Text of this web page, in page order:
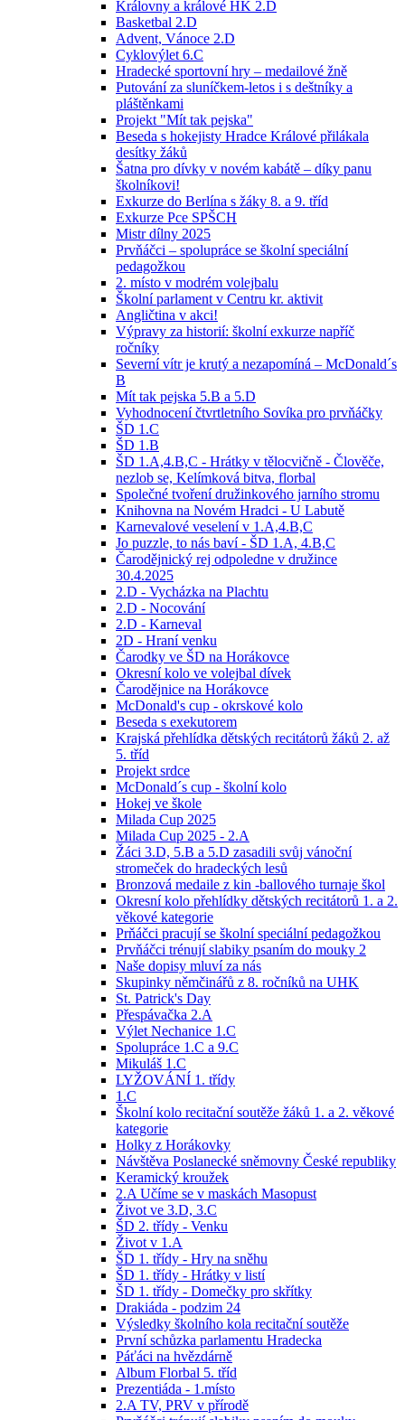
Královny a králové HK 2.D
Basketbal 2.D
Advent, Vánoce 2.D
Cyklovýlet 6.C
Hradecké sportovní hry – medailové žně
Putování za sluníčkem-letos i s deštníky a
pláštěnkami
Projekt "Mít tak pejska"
Beseda s hokejisty Hradce Králové přilákala
desítky žáků
Šatna pro dívky v novém kabátě – díky panu
školníkovi!
Exkurze do Berlína s žáky 8. a 9. tříd
Exkurze Pce SPŠCH
Mistr dílny 2025
Prvňáčci – spolupráce se školní speciální
pedagožkou
2. místo v modrém volejbalu
Školní parlament v Centru kr. aktivit
Angličtina v akci!
Výpravy za historií: školní exkurze napříč
ročníky
Severní vítr je krutý a nezapomíná – McDonald´s
B
Mít tak pejska 5.B a 5.D
Vyhodnocení čtvrtletního Sovíka pro prvňáčky
ŠD 1.C
ŠD 1.B
ŠD 1.A,4.B,C - Hrátky v tělocvičně - Člověče,
nezlob se, Kelímková bitva, florbal
Společné tvoření družinkového jarního stromu
Knihovna na Novém Hradci - U Labutě
Karnevalové veselení v 1.A,4.B,C
Jo puzzle, to nás baví - ŠD 1.A, 4.B,C
Čarodějnický rej odpoledne v družince
30.4.2025
2.D - Vycházka na Plachtu
2.D - Nocování
2.D - Karneval
2D - Hraní venku
Čarodky ve ŠD na Horákovce
Okresní kolo ve volejbal dívek
Čarodějnice na Horákovce
McDonald's cup - okrskové kolo
Beseda s exekutorem
Krajská přehlídka dětských recitátorů žáků 2. až
5. tříd
Projekt srdce
McDonald´s cup - školní kolo
Hokej ve škole
Milada Cup 2025
Milada Cup 2025 - 2.A
Žáci 3.D, 5.B a 5.D zasadili svůj vánoční
stromeček do hradeckých lesů
Bronzová medaile z kin -ballového turnaje škol
Okresní kolo přehlídky dětských recitátorů 1. a 2.
věkové kategorie
Prňáčci pracují se školní speciální pedagožkou
Prvňáčci trénují slabiky psaním do mouky 2
Naše dopisy mluví za nás
Skupinky němčinářů z 8. ročníků na UHK
St. Patrick's Day
Přespávačka 2.A
Výlet Nechanice 1.C
Spolupráce 1.C a 9.C
Mikuláš 1.C
LYŽOVÁNÍ 1. třídy
1.C
Školní kolo recitační soutěže žáků 1. a 2. věkové
kategorie
Holky z Horákovky
Návštěva Poslanecké sněmovny České republiky
Keramický kroužek
2.A Učíme se v maskách Masopust
Život ve 3.D, 3.C
ŠD 2. třídy - Venku
Život v 1.A
ŠD 1. třídy - Hry na sněhu
ŠD 1. třídy - Hrátky v listí
ŠD 1. třídy - Domečky pro skřítky
Drakiáda - podzim 24
Výsledky školního kola recitační soutěže
První schůzka parlamentu Hradecka
Páťáci na hvězdárně
Album Florbal 5. tříd
Prezentiáda - 1.místo
2.A TV, PRV v přírodě